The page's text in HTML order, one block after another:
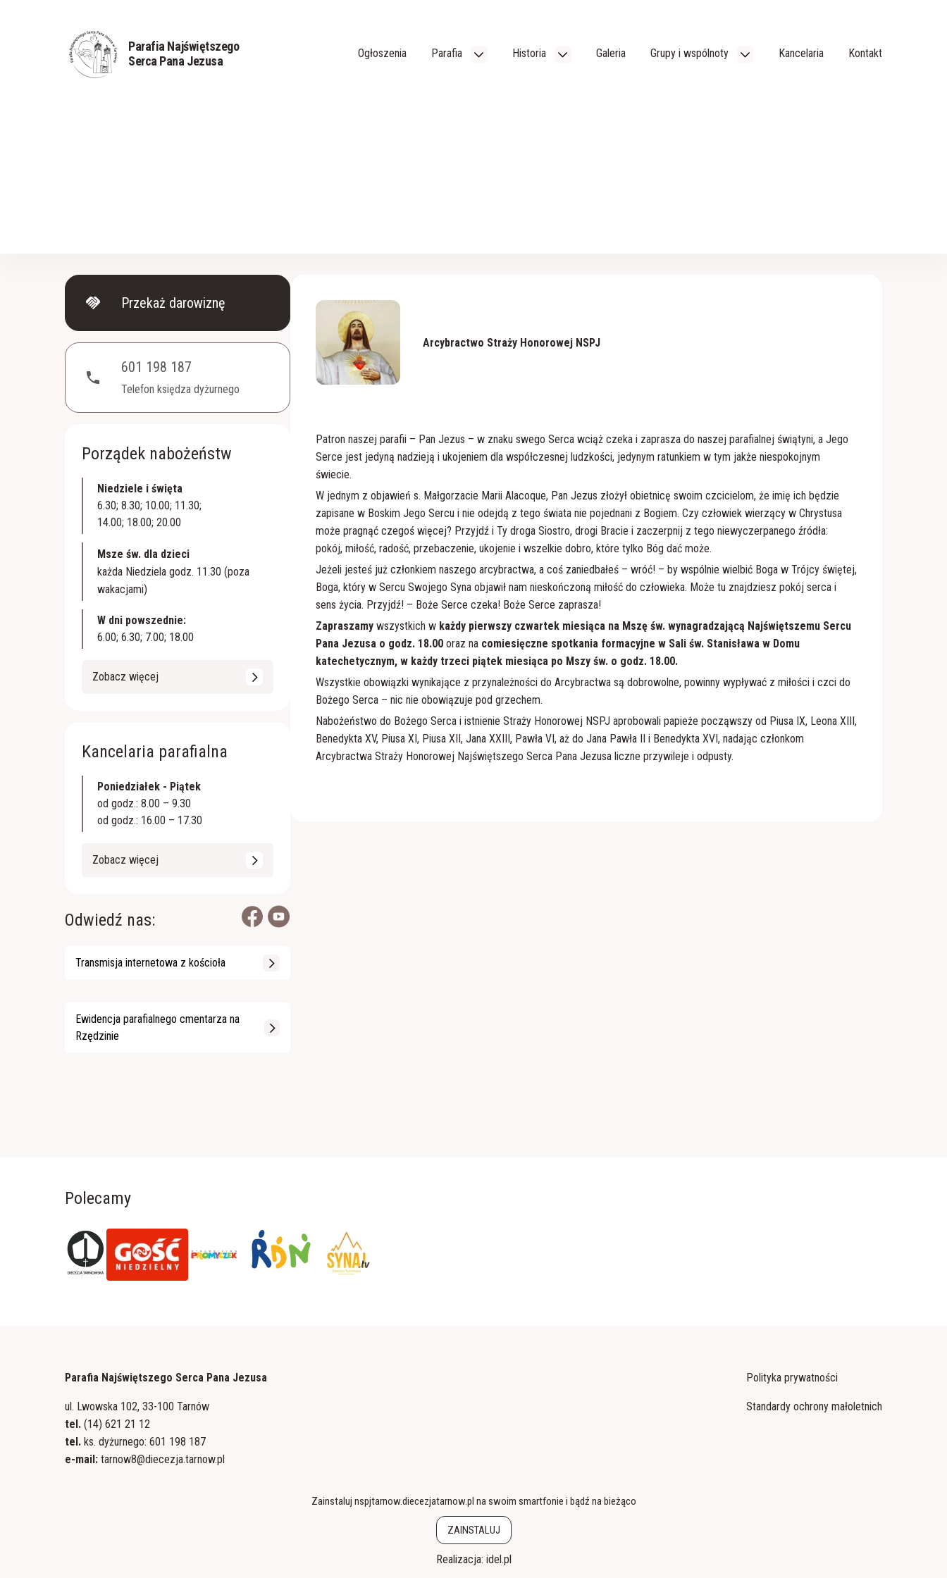
Parafia Najświętszego
Serca Pana Jezusa
Ogłoszenia Parafia Historia Galeria Grupy i wspólnoty Kancelaria Kontakt
handshake Przekaż darowiznę
phone
601 198 187
Telefon księdza dyżurnego
Porządek nabożeństw
Niedziele i święta
6.30; 8.30; 10.00; 11.30;
14.00; 18.00; 20.00
Msze św. dla dzieci
każda Niedziela godz. 11.30 (poza
wakacjami)
W dni powszednie:
6.00; 6.30; 7.00; 18.00
Zobacz więcej
Kancelaria parafialna
Poniedziałek - Piątek
od godz.: 8.00 – 9.30
od godz.: 16.00 – 17.30
Zobacz więcej
Odwiedź nas:
Transmisja internetowa z kościoła
Ewidencja parafialnego cmentarza na
Rzędzinie
Arcybractwo Straży Honorowej NSPJ
Patron naszej parafii – Pan Jezus – w znaku swego Serca wciąż czeka i zaprasza do naszej parafialnej świątyni, a Jego
Serce jest jedyną nadzieją i ukojeniem dla współczesnej ludzkości, jedynym ratunkiem w tym jakże niespokojnym
świecie.
W jednym z objawień s. Małgorzacie Marii Alacoque, Pan Jezus złożył obietnicę swoim czcicielom, że imię ich będzie
zapisane w Boskim Jego Sercu i nie odejdą z tego świata nie pojednani z Bogiem. Czy człowiek wierzący w Chrystusa
może pragnąć czegoś więcej? Przyjdź i Ty droga Siostro, drogi Bracie i zaczerpnij z tego niewyczerpanego źródła:
pokój, miłość, radość, przebaczenie, ukojenie i wszelkie dobro, które tylko Bóg dać może.
Jeżeli jesteś już członkiem naszego arcybractwa, a coś zaniedbałeś – wróć! – by wspólnie wielbić Boga w Trójcy świętej,
Boga, który w Sercu Swojego Syna objawił nam nieskończoną miłość do człowieka. Może tu znajdziesz pokój serca i
sens życia. Przyjdź! – Boże Serce czeka! Boże Serce zaprasza!
Zapraszamy wszystkich w każdy pierwszy czwartek miesiąca na Mszę św. wynagradzającą Najświętszemu Sercu
Pana Jezusa o godz. 18.00 oraz na comiesięczne spotkania formacyjne w Sali św. Stanisława w Domu
katechetycznym, w każdy trzeci piątek miesiąca po Mszy św. o godz. 18.00.
Wszystkie obowiązki wynikające z przynależności do Arcybractwa są dobrowolne, powinny wypływać z miłości i czci do
Bożego Serca – nic nie obowiązuje pod grzechem.
Nabożeństwo do Bożego Serca i istnienie Straży Honorowej NSPJ aprobowali papieże począwszy od Piusa IX, Leona XIII,
Benedykta XV, Piusa XI, Piusa XII, Jana XXIII, Pawła VI, aż do Jana Pawła II i Benedykta XVI, nadając członkom
Arcybractwa Straży Honorowej Najświętszego Serca Pana Jezusa liczne przywileje i odpusty.
Polecamy
Parafia Najświętszego Serca Pana Jezusa
ul. Lwowska 102, 33-100 Tarnów
tel. (14) 621 21 12
tel. ks. dyżurnego: 601 198 187
e-mail: tarnow8@diecezja.tarnow.pl
Polityka prywatności
Standardy ochrony małoletnich
Zainstaluj nspjtarnow.diecezjatarnow.pl na swoim smartfonie i bądź na bieżąco
ZAINSTALUJ
Realizacja: idel.pl